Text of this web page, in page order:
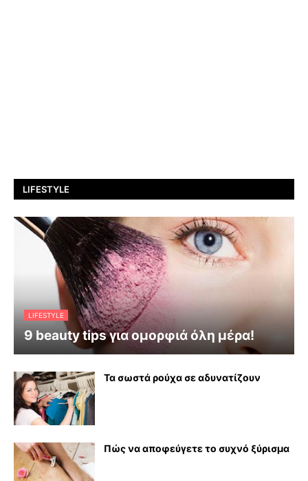
LIFESTYLE
LIFESTYLE
9 beauty tips για ομορφιά όλη μέρα!
Τα σωστά ρούχα σε αδυνατίζουν
Πώς να αποφεύγετε το συχνό ξύρισμα